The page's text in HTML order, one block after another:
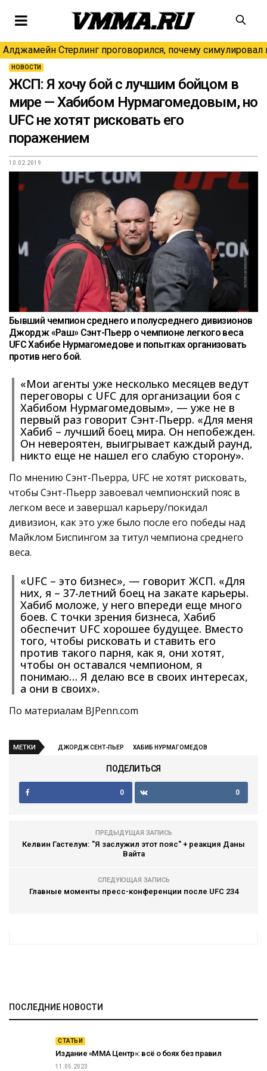
Алджамейн Стерлинг проговорился, почему симулировал
НОВОСТИ
ЖСП: Я хочу бой с лучшим бойцом в
мире — Хабибом Нурмагомедовым, но
UFC не хотят рисковать его
поражением
10.02.2019
Бывший чемпион среднего и полусреднего дивизионов
Джордж «Раш» Сэнт-Пьерр о чемпионе легкого веса
UFC Хабибе Нурмагомедове и попытках организовать
против него бой.
«Мои агенты уже несколько месяцев ведут
переговоры с UFC для организации боя с
Хабибом Нурмагомедовым», — уже не в
первый раз говорит Сэнт-Пьерр. «Для меня
Хабиб – лучший боец мира. Он непобежден.
Он невероятен, выигрывает каждый раунд,
никто еще не нашел его слабую сторону».
По мнению Сэнт-Пьерра, UFC не хотят рисковать,
чтобы Сэнт-Пьерр завоевал чемпионский пояс в
легком весе и завершал карьеру/покидал
дивизион, как это уже было после его победы над
Майклом Биспингом за титул чемпиона среднего
веса.
«UFC – это бизнес», — говорит ЖСП. «Для
них, я – 37-летний боец на закате карьеры.
Хабиб моложе, у него впереди еще много
боев. С точки зрения бизнеса, Хабиб
обеспечит UFC хорошее будущее. Вместо
того, чтобы рисковать и ставить его
против такого парня, как я, они хотят,
чтобы он оставался чемпионом, я
понимаю… Я делаю все в своих интересах,
а они в своих».
По материалам BJPenn.com
МЕТКИ ДЖОРДЖ СЕНТ-ПЬЕР ХАБИБ НУРМАГОМЕДОВ
ПОДЕЛИТЬСЯ
0 0
ПРЕДЫДУЩАЯ ЗАПИСЬ
Келвин Гастелум: "Я заслужил этот пояс" + реакция Даны
Вайта
СЛЕДУЮЩАЯ ЗАПИСЬ
Главные моменты пресс-конференции после UFC 234
ПОСЛЕДНИЕ НОВОСТИ
СТАТЬИ
Издание «ММА Центр»: всё о боях без правил
11.05.2023